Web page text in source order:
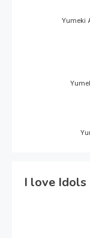
Yumeki
I love Idols